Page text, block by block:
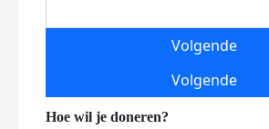
Volgende
Volgende